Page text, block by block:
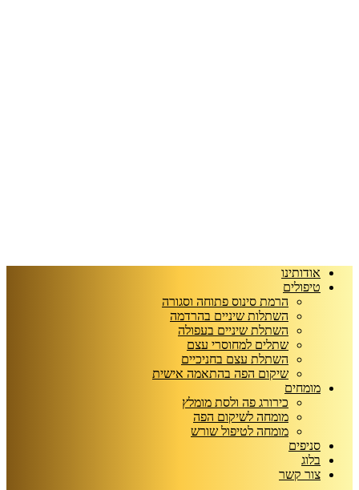
אודותינו
טיפולים
הרמת סינוס פתוחה וסגורה
השתלות שיניים בהרדמה
השתלת שיניים בעפולה
שתלים למחוסרי עצם
השתלת עצם בחניכיים
שיקום הפה בהתאמה אישית
מומחים
כירורג פה ולסת מומלץ
מומחה לשיקום הפה
מומחה לטיפול שורש
סניפים
בלוג
צור קשר